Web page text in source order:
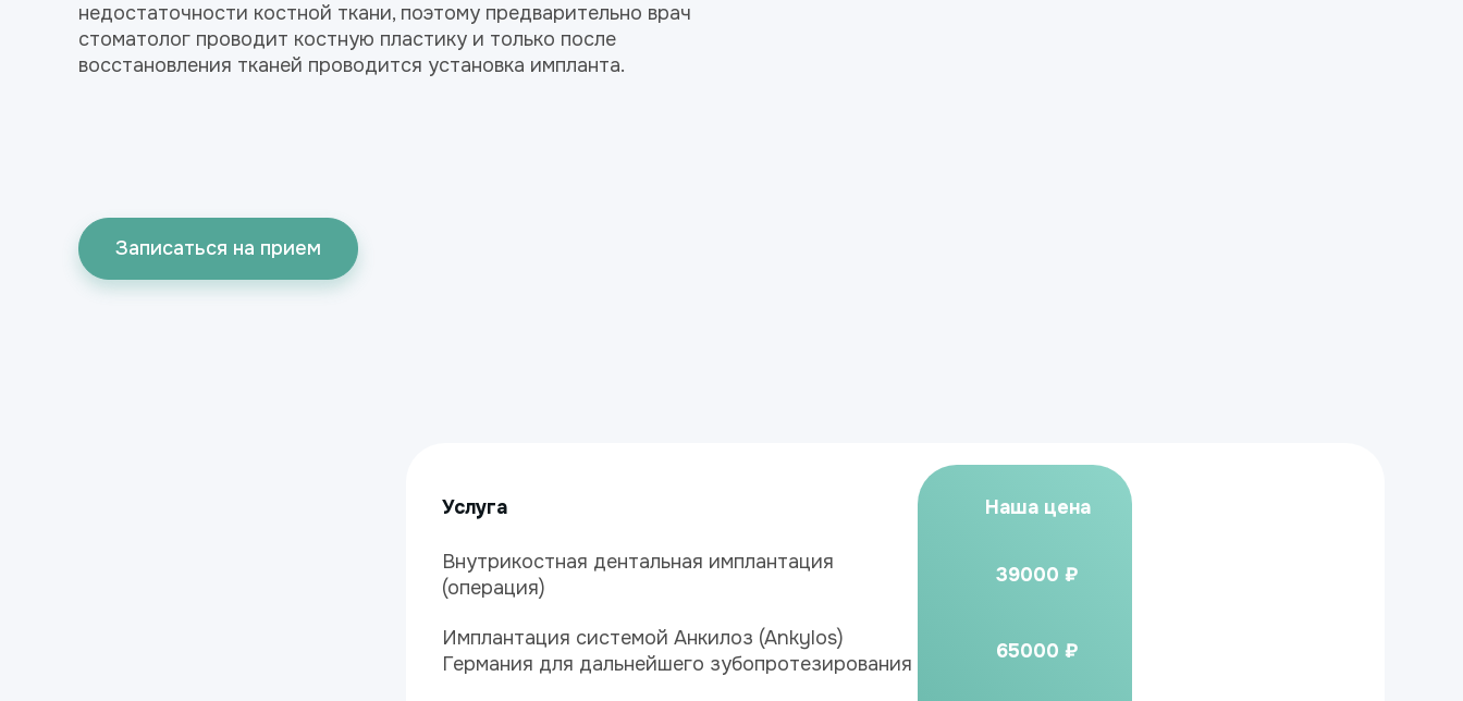
недостаточности костной ткани, поэтому предварительно врач
стоматолог проводит костную пластику и только после
восстановления тканей проводится установка импланта.
Записаться на прием
Услуга Наша цена
Внутрикостная дентальная имплантация
(операция)
39000 ₽
Имплантация системой Анкилоз (Ankylos)
Германия для дальнейшего зубопротезирования
65000 ₽